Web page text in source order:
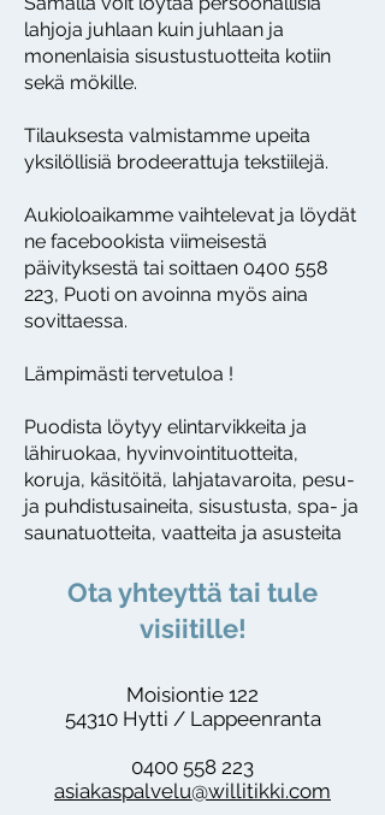
lahjoja juhlaan kuin juhlaan ja
monenlaisia sisustustuotteita kotiin
sekä mökille.
Tilauksesta valmistamme upeita
yksilöllisiä brodeerattuja tekstiilejä.
Aukioloaikamme vaihtelevat ja löydät
ne facebookista viimeisestä
päivityksestä tai soittaen 0400 558
223, Puoti on avoinna myös aina
sovittaessa.
Lämpimästi tervetuloa !
Puodista löytyy elintarvikkeita ja
lähiruokaa, hyvinvointituotteita,
koruja, käsitöitä, lahjatavaroita, pesu-
ja puhdistusaineita, sisustusta, spa- ja
saunatuotteita, vaatteita ja asusteita
Ota yhteyttä tai tule
visiitille!
Moisiontie 122
54310 Hytti / Lappeenranta
0400 558 223
asiakaspalvelu@willitikki.com